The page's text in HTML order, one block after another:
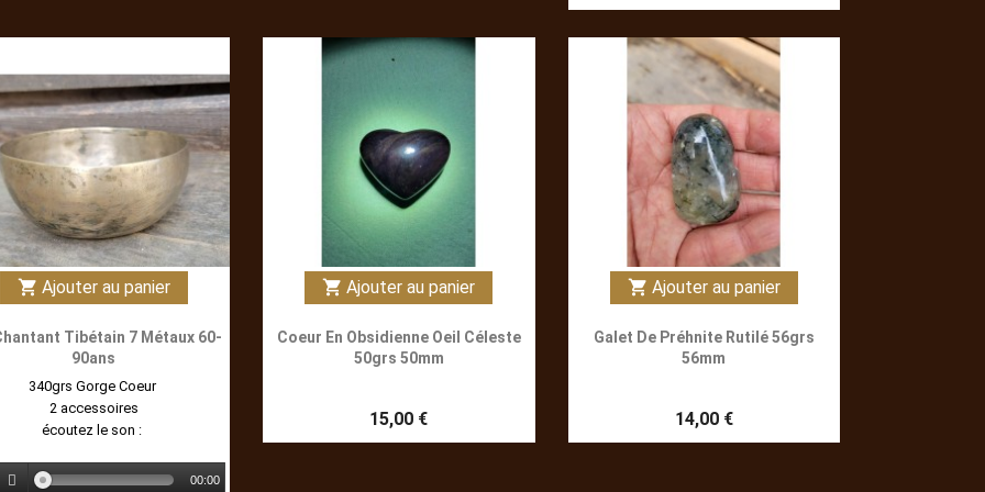
shopping_cart Ajouter au panier
Tibétain 7 Métaux 60-
90ans
340grs Gorge Coeur
2 accessoires
écoutez le son :
00:00
shopping_cart Ajouter au panier
Coeur En Obsidienne Oeil Céleste
50grs 50mm
15,00 €
shopping_cart Ajouter au panier
Galet De Préhnite Rutilé 56grs
56mm
14,00 €